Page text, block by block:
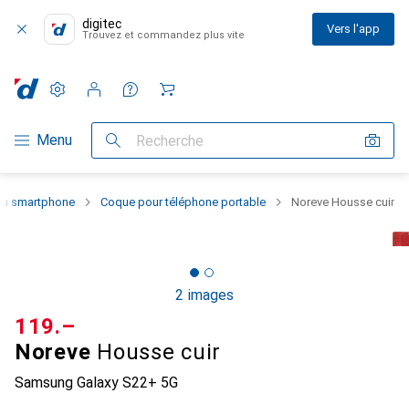
digitec
Trouvez et commandez plus vite Vers l'app
Navigation par catégorie
Menu Recherche
Paramètres
Compte client
Listes de comparaison
Listes d'envies
Panier
smartphone Coque pour téléphone portable Noreve Housse cuir
2 images
Noreve Housse cuir
Samsung Galaxy S22+ 5G
CHF
119.–